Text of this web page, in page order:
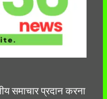
समाचार प्रदान करना